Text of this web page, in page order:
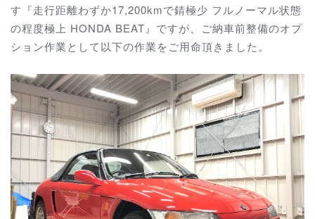
す『走行距離わずか17,200kmで錆極少 フルノーマル状態
の程度極上 HONDA BEAT』ですが、ご納車前整備のオプ
ション作業として以下の作業をご用命頂きました。